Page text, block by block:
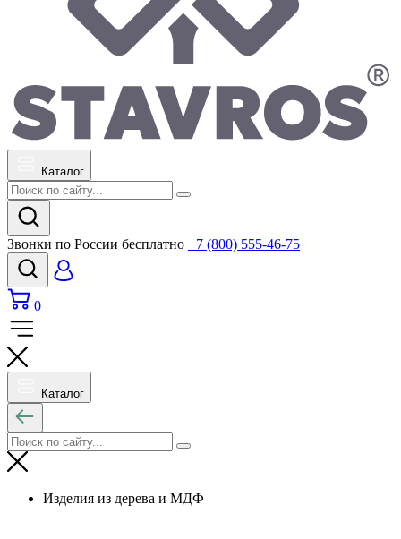
Каталог
Звонки по России бесплатно +7 (800) 555-46-75
0
Каталог
Изделия из дерева и МДФ